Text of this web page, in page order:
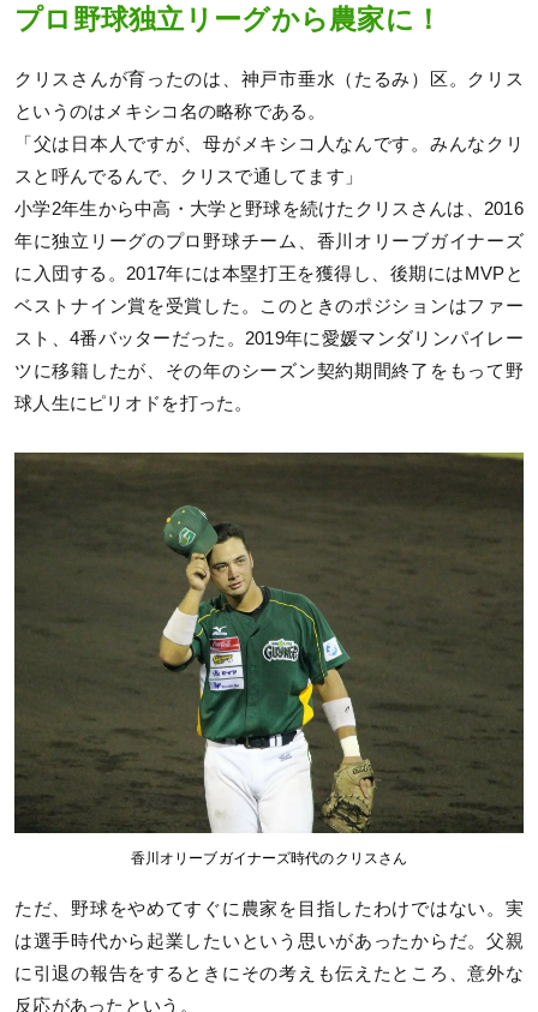
プロ野球独立リーグから農家に！
クリスさんが育ったのは、神戸市垂水（たるみ）区。クリス
というのはメキシコ名の略称である。
「父は日本人ですが、母がメキシコ人なんです。みんなクリ
スと呼んでるんで、クリスで通してます」
小学2年生から中高・大学と野球を続けたクリスさんは、2016
年に独立リーグのプロ野球チーム、香川オリーブガイナーズ
に入団する。2017年には本塁打王を獲得し、後期にはMVPと
ベストナイン賞を受賞した。このときのポジションはファー
スト、4番バッターだった。2019年に愛媛マンダリンパイレー
ツに移籍したが、その年のシーズン契約期間終了をもって野
球人生にピリオドを打った。
香川オリーブガイナーズ時代のクリスさん
ただ、野球をやめてすぐに農家を目指したわけではない。実
は選手時代から起業したいという思いがあったからだ。父親
に引退の報告をするときにその考えも伝えたところ、意外な
反応があったという。